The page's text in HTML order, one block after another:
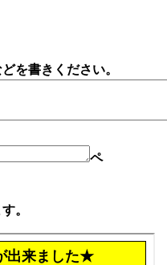
を書きください。
ペ
。